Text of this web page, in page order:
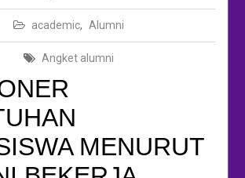
academic, Alumni
Angket alumni